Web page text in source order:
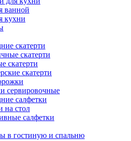
ванной
кухни
скатерти
скатерти
скатерти
скатерти
сервировочные
салфетки
на стол
салфетки
в гостиную и спальню